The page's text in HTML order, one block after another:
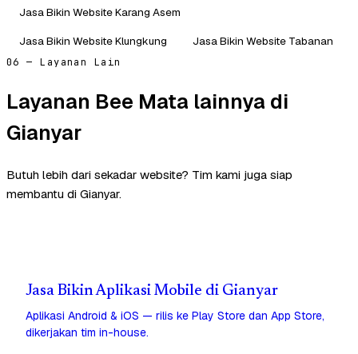
Jasa Bikin Website Karang Asem
Jasa Bikin Website Klungkung
Jasa Bikin Website Tabanan
06 — Layanan Lain
Layanan Bee Mata lainnya di
Gianyar
Butuh lebih dari sekadar website? Tim kami juga siap
membantu di Gianyar.
Jasa Bikin Aplikasi Mobile di Gianyar
Aplikasi Android & iOS — rilis ke Play Store dan App Store,
dikerjakan tim in-house.